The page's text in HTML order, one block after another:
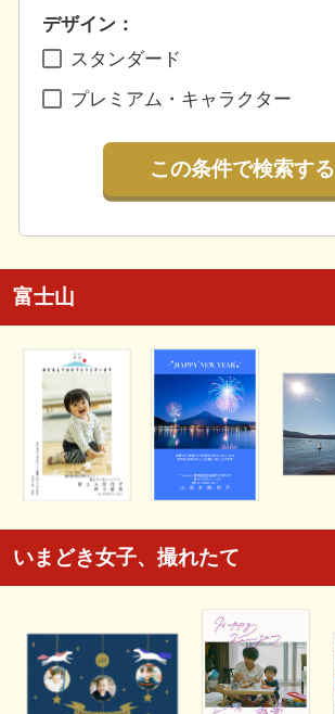
デザイン：
スタンダード
プレミアム・キャラクター
この条件で検索する
富士山
いまどき女子、撮れたて